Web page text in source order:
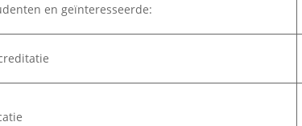
en geïnteresseerde: